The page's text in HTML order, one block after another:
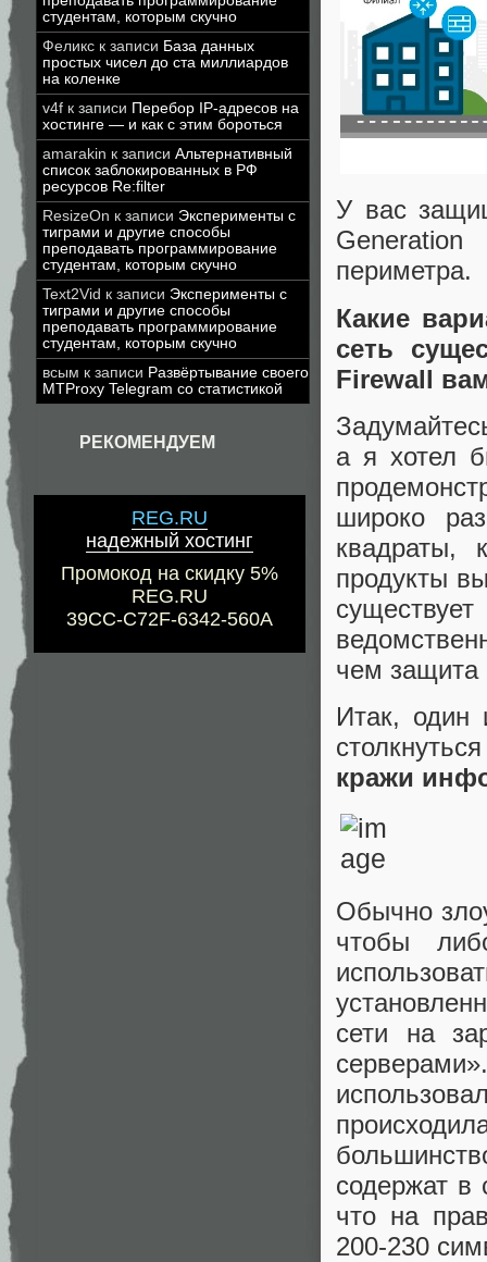
студентам, которым скучно
Феликс к записи База данных
простых чисел до ста миллиардов
на коленке
v4f к записи Перебор IP-адресов на
хостинге — и как с этим бороться
amarakin к записи Альтернативный
список заблокированных в РФ
ресурсов Re:filter
ResizeOn к записи Эксперименты с
тиграми и другие способы
преподавать программирование
студентам, которым скучно
Text2Vid к записи Эксперименты с
тиграми и другие способы
преподавать программирование
студентам, которым скучно
всым к записи Развёртывание своего
MTProxy Telegram со статистикой
РЕКОМЕНДУЕМ
REG.RU
надежный хостинг
Промокод на скидку 5%
REG.RU
39CC-C72F-6342-560A
У вас
периметра.
Какие
сеть
Firewall
а я хотел
широко
квадраты,
продукты
чем защита
Итак, один
кражи
Обычно
чтобы
сети на
содержат в
что на
200-230